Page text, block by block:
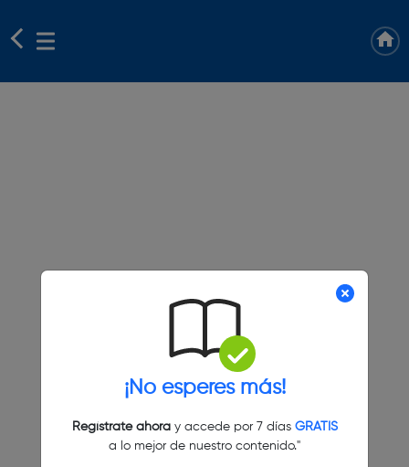
¡No esperes más!
Regístrate ahoray accede por 7 días GRATIS
a lo mejor de nuestro contenido."